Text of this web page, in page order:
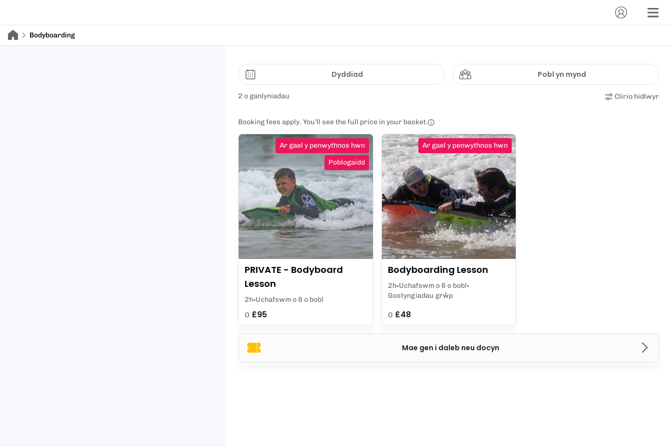
Bodyboarding
Dyddiad Pobl yn mynd
2 o ganlyniadau Clirio hidlwyr
Booking fees apply. You’ll see the full price in your basket.
Mae gen i daleb neu docyn
Ar gael y penwythnos hwn
Poblogaidd
PRIVATE - Bodyboard
Lesson
2h Uchafswm o 8 o bobl
O £95
Ar gael y penwythnos hwn
Bodyboarding Lesson
2h Uchafswm o 6 o bobl
Gostyngiadau grŵp
O £48